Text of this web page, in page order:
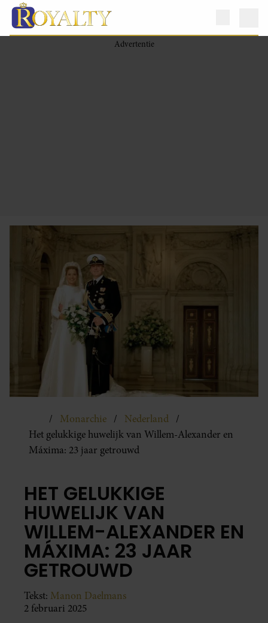
Monarchie
Nederland
Het gelukkige huwelijk van Willem-Alexander en
Máxima: 23 jaar getrouwd
HET GELUKKIGE
HUWELIJK VAN
WILLEM-ALEXANDER EN
MÁXIMA: 23 JAAR
GETROUWD
Tekst: Manon Daelmans
2 februari 2025